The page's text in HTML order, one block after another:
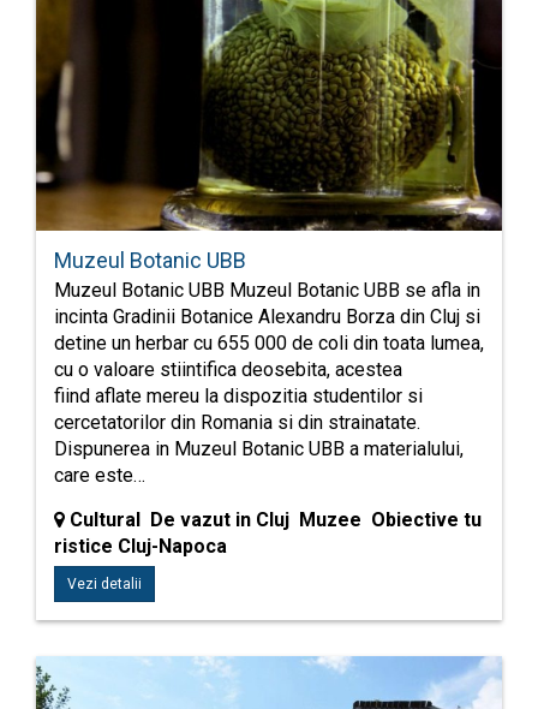
Muzeul Botanic UBB
Muzeul Botanic UBB Muzeul Botanic UBB se afla in
incinta Gradinii Botanice Alexandru Borza din Cluj si
detine un herbar cu 655 000 de coli din toata lumea,
cu o valoare stiintifica deosebita, acestea
fiind aflate mereu la dispozitia studentilor si
cercetatorilor din Romania si din strainatate.
Dispunerea in Muzeul Botanic UBB a materialului,
care este…
Cultural De vazut in Cluj Muzee Obiective tu
ristice Cluj-Napoca
Vezi detalii